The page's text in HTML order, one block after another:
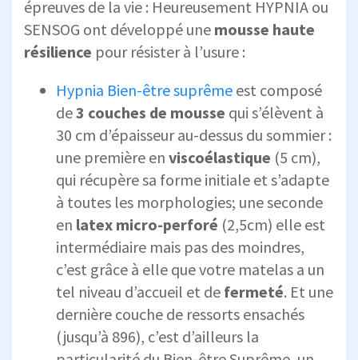
épreuves de la vie : Heureusement HYPNIA ou
SENSOG ont développé une mousse haute
résilience pour résister à l’usure :
Hypnia Bien-être suprême est composé
de3 couches de mousse qui s’élèvent à
30 cm d’épaisseur au-dessus du sommier :
une première en viscoélastique (5 cm),
qui récupère sa forme initiale et s’adapte
à toutes les morphologies; une seconde
en latex micro-perforé (2,5cm) elle est
intermédiaire mais pas des moindres,
c’est grâce à elle que votre matelas a un
tel niveau d’accueil et de fermeté. Et une
dernière couche de ressorts ensachés
(jusqu’à 896), c’est d’ailleurs la